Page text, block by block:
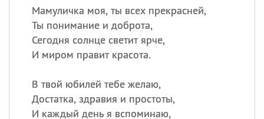
Мамуличка моя, ты всех прекрасней,
Ты понимание и доброта,
Сегодня солнце светит ярче,
И миром правит красота.
В твой юбилей тебе желаю,
Достатка, здравия и простоты,
И каждый день я вспоминаю,